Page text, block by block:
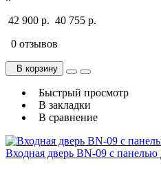
42 900 р. 40 755 р.
0 отзывов
В корзину
Быстрый просмотр
В закладки
В сравнение
Входная дверь BN-09 с